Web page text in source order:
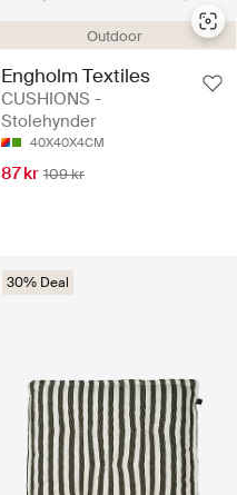
Outdoor
Engholm Textiles
CUSHIONS -
Stolehynder
40X40X4CM
87 kr 109 kr
30% Deal